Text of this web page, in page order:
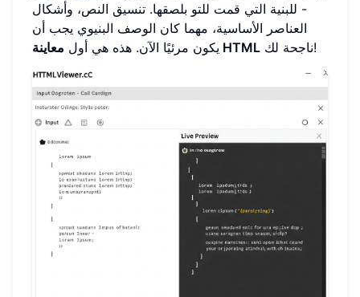
- للبنية التي قمت للتو بلصقها. تنسيق النص، وأشكال
العناصر الأساسية، مهما كان الوصف البنيوي يجب أن
يكون مرئيًا الآن. هذه هي أول معاينة HTML ناجحة لك!